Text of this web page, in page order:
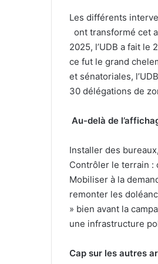
Les différents
ont transformé cet
2025, l’UDB a fait
ce fut le grand
et sénatoriales,
30 délégations de
Au-delà de
Installer des
Contrôler le terrain :
Mobiliser à la
remonter les
» bien avant la
une infrastructure
Cap sur les autres